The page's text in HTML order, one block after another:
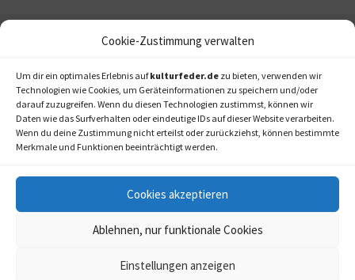
Cookie-Zustimmung verwalten
Um dir ein optimales Erlebnis aufkulturfeder.de zu bieten, verwenden wir
Technologien wie Cookies, um Geräteinformationen zu speichern und/oder
darauf zuzugreifen. Wenn du diesen Technologien zustimmst, können wir
Daten wie das Surfverhalten oder eindeutige IDs auf dieser Website verarbeiten.
Wenn du deine Zustimmung nicht erteilst oder zurückziehst, können bestimmte
Merkmale und Funktionen beeinträchtigt werden.
Cookies akzeptieren
Ablehnen, nur funktionale Cookies
Einstellungen anzeigen